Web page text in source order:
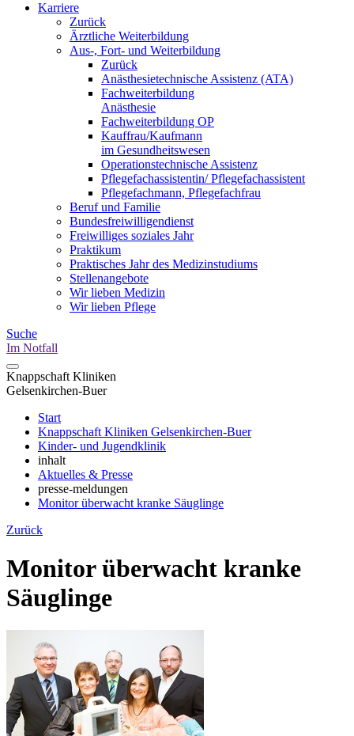
Karriere
Zurück
Ärztliche Weiterbildung
Aus-, Fort- und Weiterbildung
Zurück
Anästhesietechnische Assistenz (ATA)
Fachweiterbildung
Anästhesie
Fachweiterbildung OP
Kauffrau/Kaufmann
im Gesundheitswesen
Operationstechnische Assistenz
Pflegefachassistentin/ Pflegefachassistent
Pflegefachmann, Pflegefachfrau
Beruf und Familie
Bundesfreiwilligendienst
Freiwilliges soziales Jahr
Praktikum
Praktisches Jahr des Medizinstudiums
Stellenangebote
Wir lieben Medizin
Wir lieben Pflege
Suche
Im Notfall
Knappschaft Kliniken
Gelsenkirchen-Buer
Start
Knappschaft Kliniken Gelsenkirchen-Buer
Kinder- und Jugendklinik
inhalt
Aktuelles & Presse
presse-meldungen
Monitor überwacht kranke Säuglinge
Zurück
Monitor überwacht kranke
Säuglinge